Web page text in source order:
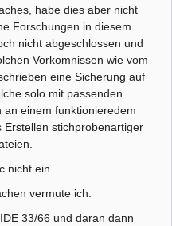
habe dies aber nicht
Forschungen in diesem
nicht abgeschlossen und
Vorkomnissen wie vom
eine Sicherung auf
solo mit passenden
an einem funktionieredem
Erstellen stichprobenartiger
nicht ein
vermute ich:
33/66 und daran dann